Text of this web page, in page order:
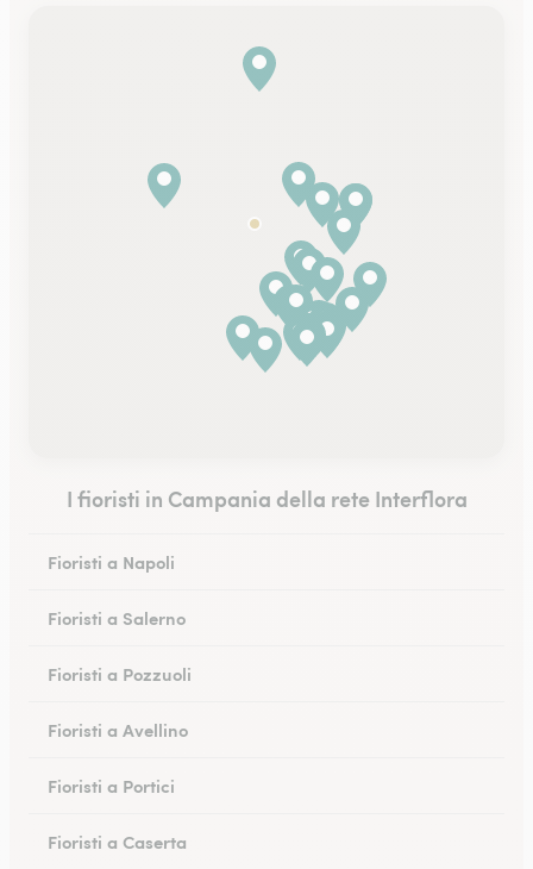
I fioristi in Campania della rete Interflora
Fioristi a Napoli
Fioristi a Salerno
Fioristi a Pozzuoli
Fioristi a Avellino
Fioristi a Portici
Fioristi a Caserta